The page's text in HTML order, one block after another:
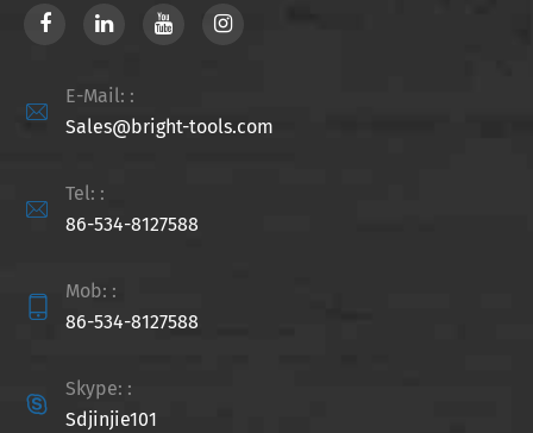

E-Mail: :
Sales@bright-tools.com

Tel: :
86-534-8127588

Mob: :
86-534-8127588

Skype: :
Sdjinjie101